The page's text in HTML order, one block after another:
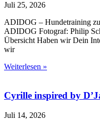
Juli 25, 2026
ADIDOG – Hundetraining
ADIDOG Fotograf: Philip
Übersicht Haben wir Dein
wir
Weiterlesen »
Cyrille inspired by
Juli 14, 2026